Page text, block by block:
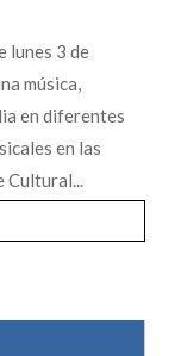
lunes 3 de
música,
en diferentes
en las